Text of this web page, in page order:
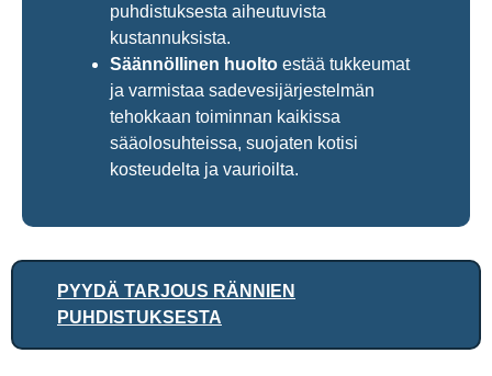
puhdistuksesta aiheutuvista
kustannuksista.
Säännöllinen huolto estää tukkeumat
ja varmistaa sadevesijärjestelmän
tehokkaan toiminnan kaikissa
sääolosuhteissa, suojaten kotisi
kosteudelta ja vaurioilta.
PYYDÄ TARJOUS RÄNNIEN
PUHDISTUKSESTA